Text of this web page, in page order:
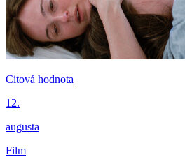
Citová hodnota
12.
augusta
Film